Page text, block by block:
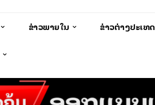
ຂ່າວພາຍໃນ ຂ່າວຕ່າງປະເທດ